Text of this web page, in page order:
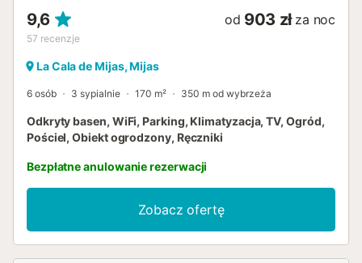
9,6
57 recenzje
od 903 zł za noc
La Cala de Mijas, Mijas
6 osób 3 sypialnie 170 m² 350 m od wybrzeża
Odkryty basen, WiFi, Parking, Klimatyzacja, TV, Ogród,
Pościel, Obiekt ogrodzony, Ręczniki
Bezpłatne anulowanie rezerwacji
Zobacz ofertę